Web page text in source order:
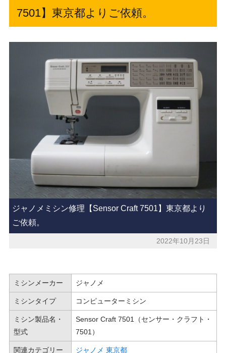
7501】東京都よりご依頼。
ジャノメミシン修理【Sensor Craft 7501】東京都より
ご依頼。
2022年10月23日
ミシンメーカー ジャノメ
ミシンタイプ コンピューターミシン
ミシン製品名・
型式
Sensor Craft 7501（センサー・クラフト・
7501）
関連カテゴリー ジャノメ 東京都